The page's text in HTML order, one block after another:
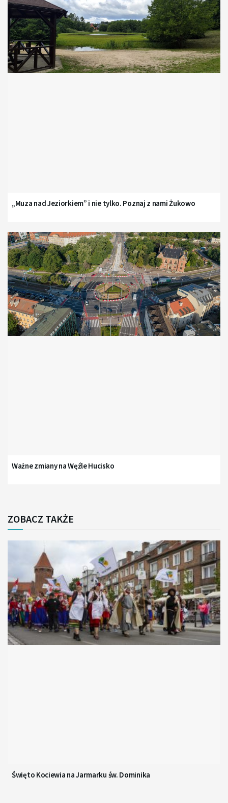
„Muza nad Jeziorkiem” i nie tylko. Poznaj z nami Żukowo
Ważne zmiany na Węźle Hucisko
ZOBACZ TAKŻE
Święto Kociewia na Jarmarku św. Dominika